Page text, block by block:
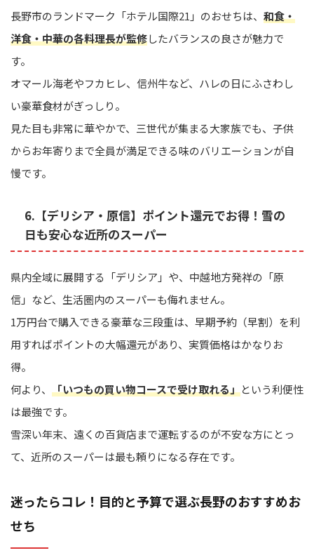
長野市のランドマーク「ホテル国際21」のおせちは、 和食・
洋食・中華の各料理長が監修したバランスの良さが魅力で
す。
オマール海老やフカヒレ、信州牛など、ハレの日にふさわし
い豪華食材がぎっしり。
見た目も非常に華やかで、三世代が集まる大家族でも、子供
からお年寄りまで全員が満足できる味のバリエーションが自
慢です。
6.【デリシア・原信】ポイント還元でお得！雪の
日も安心な近所のスーパー
県内全域に展開する「デリシア」や、中越地方発祥の「原
信」など、生活圏内のスーパーも侮れません。
1万円台で購入できる豪華な三段重は、早期予約（早割）を利
用すればポイントの大幅還元があり、実質価格はかなりお
得。
何より、 「いつもの買い物コースで受け取れる」という利便性
は最強です。
雪深い年末、遠くの百貨店まで運転するのが不安な方にとっ
て、近所のスーパーは最も頼りになる存在です。
迷ったらコレ！目的と予算で選ぶ長野のおすすめお
せち